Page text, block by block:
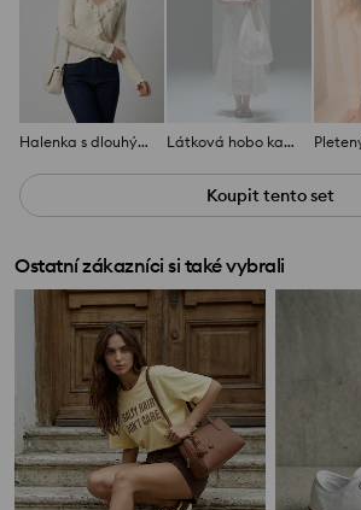
Halenka s dlouhým rukávem a ozdobným volánem Látková hobo kabelka s vyšívanými květinami
Koupit tento set
Ostatní zákazníci si také vybrali